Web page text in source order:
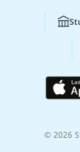
© 2026